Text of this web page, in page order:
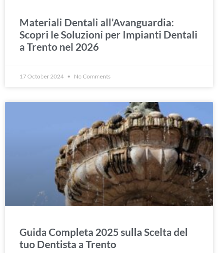
Materiali Dentali all’Avanguardia:
Scopri le Soluzioni per Impianti Dentali
a Trento nel 2026
17 October 2024 No Comments
Guida Completa 2025 sulla Scelta del
tuo Dentista a Trento